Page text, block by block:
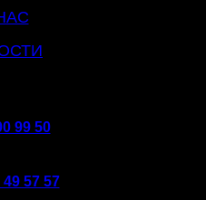
99 50
49 57 57